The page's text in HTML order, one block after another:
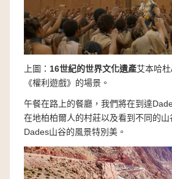
上圖： 16世紀的世界文化遺產艾本哈
《權利遊戲》的場景。
午餐在路上的餐廳，我們將在到達
在地柏柏爾人的村莊以及看到不同的
Dades山谷的風景特別美。